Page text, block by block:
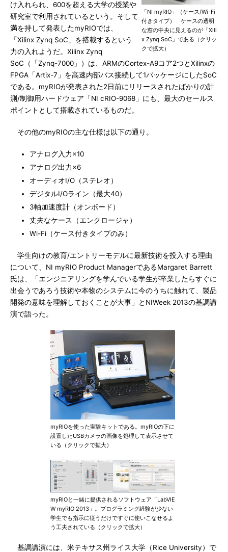
「NI myRIO」（ケース/Wi-Fi
付きタイプ） ケースの透明
な窓の中央に見えるのが「Xili
x Zynq SoC」である（クリッ
クで拡大）
け入れられ、600を超える大学の授業や
研究室で利用されているという。そして
満を持して発表したmyRIOでは、
「Xilinx Zynq SoC」を搭載するという
力の入れようだ。Xilinx Zynq
SoC（「Zynq-7000」）は、ARMのCortex-A9コア2つとXilinxの
FPGA「Artix-7」を高速内部バス接続して1パッケージにしたSoC
である。myRIOが発表された2日前にリリースされたばかりの計
測/制御用ハードウェア「NI cRIO-9068」にも、最大のセールス
ポイントとして搭載されているものだ。
その他のmyRIOの主な仕様は以下の通り。
アナログ入力×10
アナログ出力×6
オーディオI/O（ステレオ）
デジタルI/Oライン（最大40）
3軸加速度計（オンボード）
丈夫なケース（エンクロージャ）
Wi-Fi（ケース付きタイプのみ）
学生向けの教育/エントリーモデルに最新技術を投入する理由
について、NI myRIO Product ManagerであるMargaret Barrett
氏は、「エンジニアリングを学んでいる学生が卒業したらすぐに
出会うであろう技術や本物のシステムに今のうちに触れて、製品
開発の意味を理解しておくことが大事」とNIWeek 2013の基調講
演で語った。
myRIOを使った実験キットである。myRIOの下に
設置したUSBカメラの画像を処理して表示させて
いる（クリックで拡大）
myRIOと一緒に提供されるソフトウェア「LabVIE
W myRIO 2013」。プログラミング経験が少ない
学生でも指示に従うだけですぐに使いこなせるよ
う工夫されている（クリックで拡大）
基調講演には、米テキサス州ライス大学（Rice University）で